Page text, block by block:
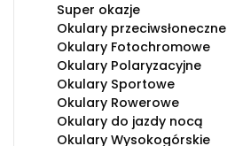
Super okazje
Okulary przeciwsłoneczne
Okulary Fotochromowe
Okulary Polaryzacyjne
Okulary Sportowe
Okulary Rowerowe
Okulary do jazdy nocą
Okulary Wysokogórskie